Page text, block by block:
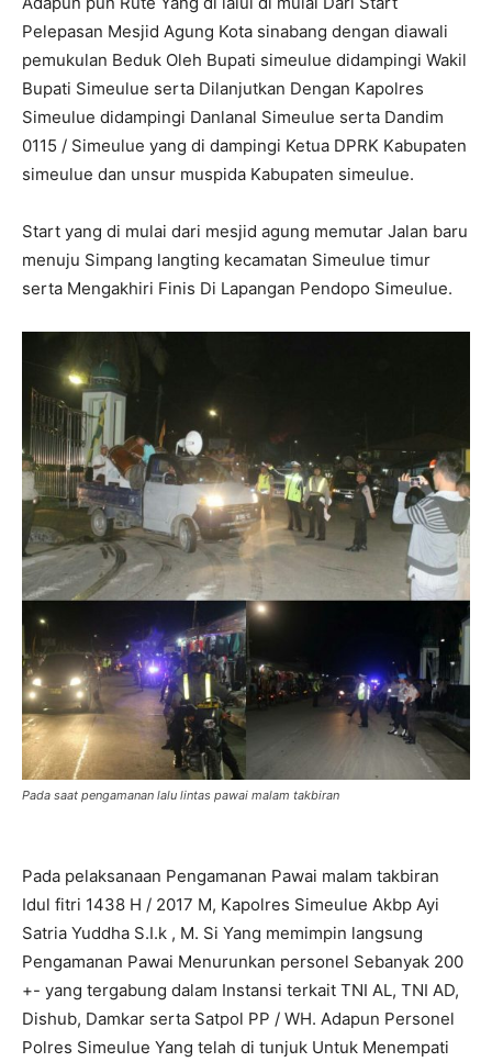
Pelepasan Mesjid Agung Kota sinabang dengan diawali
pemukulan Beduk Oleh Bupati simeulue didampingi Wakil
Bupati Simeulue serta Dilanjutkan Dengan Kapolres
Simeulue didampingi Danlanal Simeulue serta Dandim
0115 / Simeulue yang di dampingi Ketua DPRK Kabupaten
simeulue dan unsur muspida Kabupaten simeulue.
Start yang di mulai dari mesjid agung memutar Jalan baru
menuju Simpang langting kecamatan Simeulue timur
serta Mengakhiri Finis Di Lapangan Pendopo Simeulue.
Pada saat pengamanan lalu lintas pawai malam takbiran
Pada pelaksanaan Pengamanan Pawai malam takbiran
Idul fitri 1438 H / 2017 M, Kapolres Simeulue Akbp Ayi
Satria Yuddha S.I.k , M. Si Yang memimpin langsung
Pengamanan Pawai Menurunkan personel Sebanyak 200
+- yang tergabung dalam Instansi terkait TNI AL, TNI AD,
Dishub, Damkar serta Satpol PP / WH. Adapun Personel
Polres Simeulue Yang telah di tunjuk Untuk Menempati